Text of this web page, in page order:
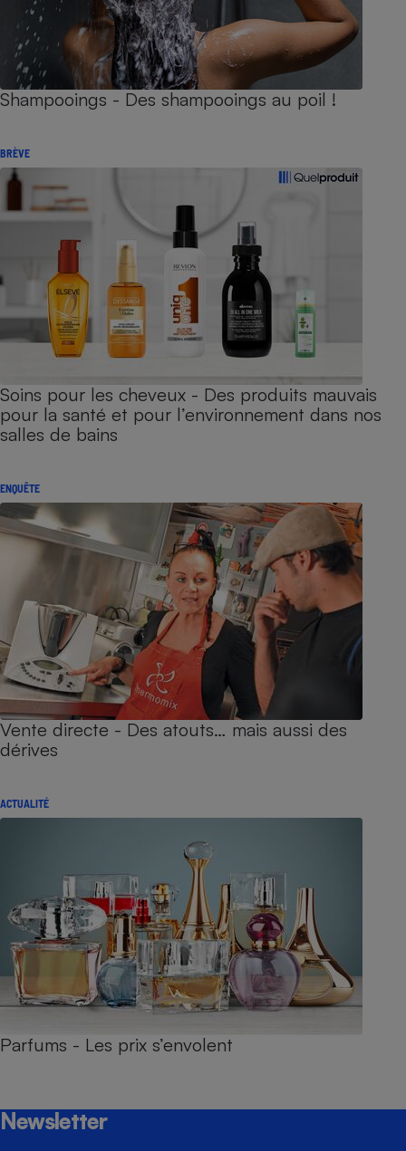
Shampooings - Des shampooings au poil !
BRÈVE
Soins pour les cheveux - Des produits mauvais
pour la santé et pour l’environnement dans nos
salles de bains
ENQUÊTE
Vente directe - Des atouts… mais aussi des
dérives
ACTUALITÉ
Parfums - Les prix s’envolent
Newsletter